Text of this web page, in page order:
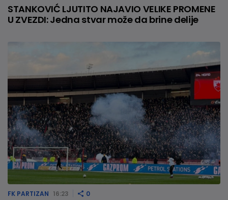
STANKOVIĆ LJUTITO NAJAVIO VELIKE PROMENE
U ZVEZDI: Jedna stvar može da brine delije
FK PARTIZAN 16:23 0